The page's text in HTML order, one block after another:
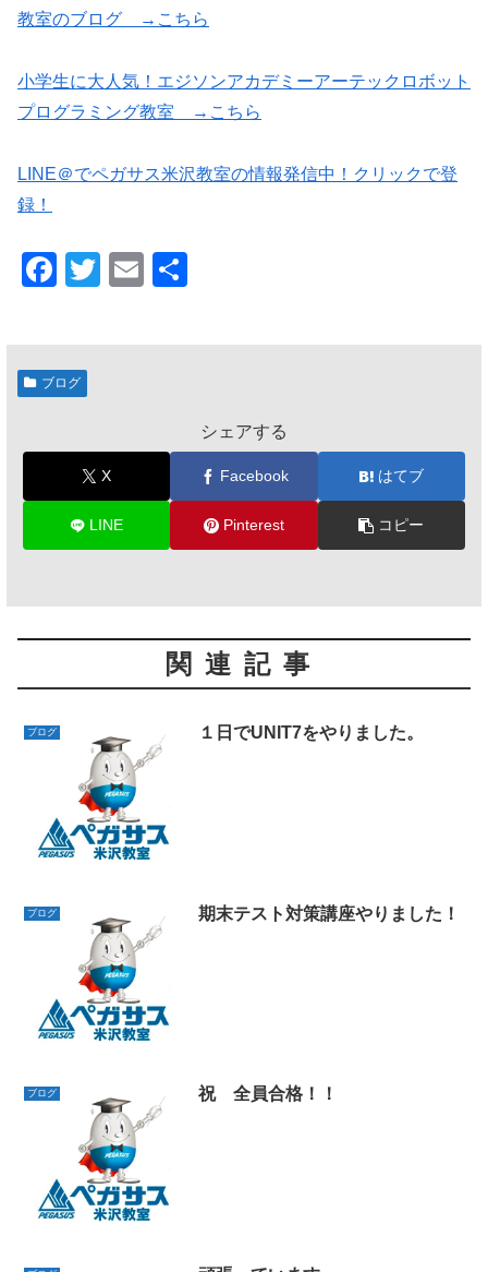
教室のブログ →こちら
小学生に大人気！エジソンアカデミーアーテックロボット
プログラミング教室 →こちら
LINE＠でペガサス米沢教室の情報発信中！クリックで登
録！
F
c
e
b
o
k
T
tt
E
ail
ブログ
シェアする
X Facebook はてブ
LINE Pinterest コピー
関連記事
ブログ １日でUNIT7をやりました。
ブログ 期末テスト対策講座やりました！
ブログ 祝 全員合格！！